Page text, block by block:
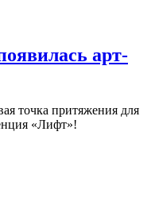
арт-
точка притяжения для
«Лифт»!